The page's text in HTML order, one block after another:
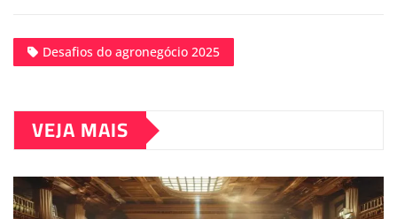
Desafios do agronegócio 2025
VEJA MAIS